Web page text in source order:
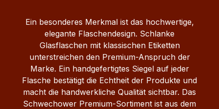
Ein besonderes Merkmal ist das hochwertige,
elegante Flaschendesign. Schlanke
Glasflaschen mit klassischen Etiketten
unterstreichen den Premium-Anspruch der
Marke. Ein handgefertigtes Siegel auf jeder
Flasche bestätigt die Echtheit der Produkte und
macht die handwerkliche Qualität sichtbar. Das
Schwechower Premium-Sortiment ist aus dem